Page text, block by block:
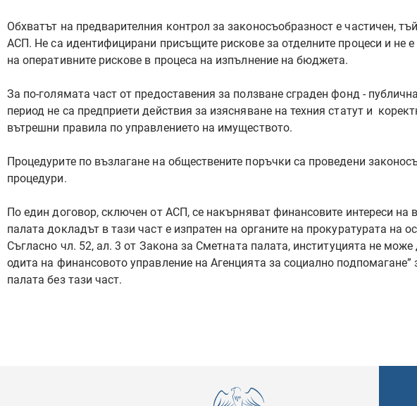
Обхватът на предварителния контрол за законосъобразност е частичен,
АСП. Не са идентифицирани присъщите рискове за отделните процеси и не
на оперативните рискове в процеса на изпълнение на бюджета.
За по-голямата част от предоставения за ползване сграден фонд -
период не са предприети действия за изясняване на техния статут и
вътрешни правила по управлението на имуществото.
Процедурите по възлагане на обществените поръчки са проведени
процедури.
По един договор, сключен от АСП, се накърняват финансовите интереси
палата докладът в тази част е изпратен на органите на прокуратурата на
Съгласно чл. 52, ал. 3 от Закона за Сметната палата, институцията не
одита на финансовото управление на Агенцията за социално
палата без тази част.